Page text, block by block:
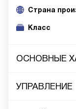
Cтрана
Класс
ОСНОВНЫЕ
УПРАВЛЕНИЕ